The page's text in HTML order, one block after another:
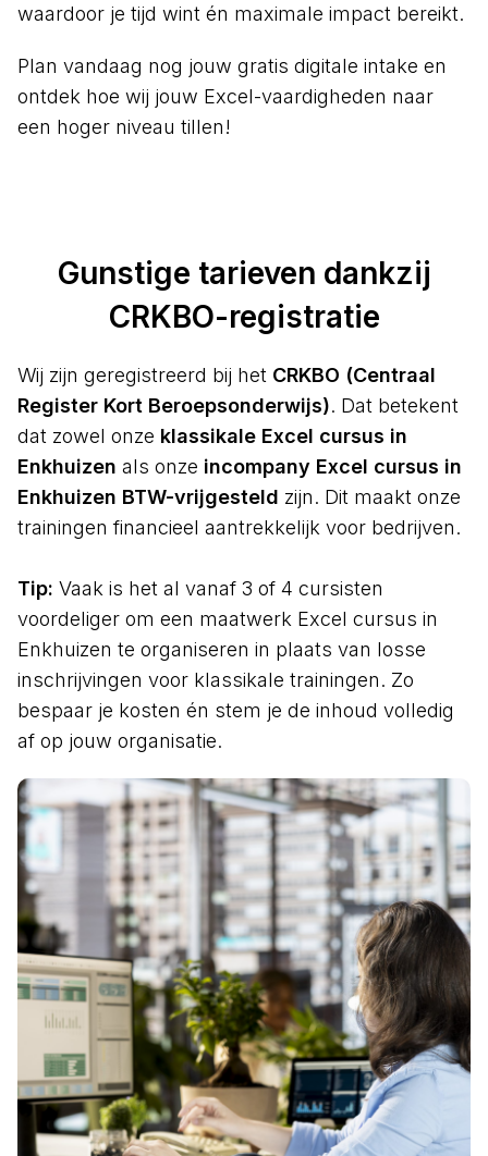
waardoor je tijd wint én maximale impact bereikt.
Plan vandaag nog jouw gratis digitale intake en
ontdek hoe wij jouw Excel-vaardigheden naar
een hoger niveau tillen!
Gunstige tarieven dankzij
CRKBO-registratie
Wij zijn geregistreerd bij het CRKBO (Centraal
Register Kort Beroepsonderwijs). Dat betekent
dat zowel onze klassikale Excel cursus in
Enkhuizen als onze incompany Excel cursus in
Enkhuizen BTW-vrijgesteld zijn. Dit maakt onze
trainingen financieel aantrekkelijk voor bedrijven.
Tip: Vaak is het al vanaf 3 of 4 cursisten
voordeliger om een maatwerk Excel cursus in
Enkhuizen te organiseren in plaats van losse
inschrijvingen voor klassikale trainingen. Zo
bespaar je kosten én stem je de inhoud volledig
af op jouw organisatie.